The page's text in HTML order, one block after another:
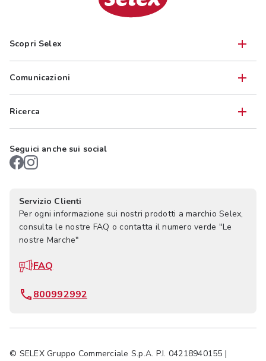
Scopri Selex
Comunicazioni
Ricerca
Seguici anche sui social
Servizio Clienti
Per ogni informazione sui nostri prodotti a marchio Selex,
consulta le nostre FAQ o contatta il numero verde "Le
nostre Marche"
FAQ
800992992
© SELEX Gruppo Commerciale S.p.A. P.I. 04218940155 |